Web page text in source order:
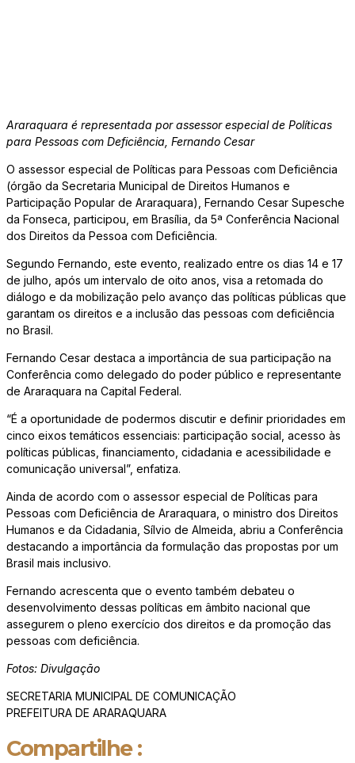
Araraquara é representada por assessor especial de Políticas
para Pessoas com Deficiência, Fernando Cesar
O assessor especial de Políticas para Pessoas com Deficiência
(órgão da Secretaria Municipal de Direitos Humanos e
Participação Popular de Araraquara), Fernando Cesar Supesche
da Fonseca, participou, em Brasília, da 5ª Conferência Nacional
dos Direitos da Pessoa com Deficiência.
Segundo Fernando, este evento, realizado entre os dias 14 e 17
de julho, após um intervalo de oito anos, visa a retomada do
diálogo e da mobilização pelo avanço das políticas públicas que
garantam os direitos e a inclusão das pessoas com deficiência
no Brasil.
Fernando Cesar destaca a importância de sua participação na
Conferência como delegado do poder público e representante
de Araraquara na Capital Federal.
“É a oportunidade de podermos discutir e definir prioridades em
cinco eixos temáticos essenciais: participação social, acesso às
políticas públicas, financiamento, cidadania e acessibilidade e
comunicação universal”, enfatiza.
Ainda de acordo com o assessor especial de Políticas para
Pessoas com Deficiência de Araraquara, o ministro dos Direitos
Humanos e da Cidadania, Sílvio de Almeida, abriu a Conferência
destacando a importância da formulação das propostas por um
Brasil mais inclusivo.
Fernando acrescenta que o evento também debateu o
desenvolvimento dessas políticas em âmbito nacional que
assegurem o pleno exercício dos direitos e da promoção das
pessoas com deficiência.
Fotos: Divulgação
SECRETARIA MUNICIPAL DE COMUNICAÇÃO
PREFEITURA DE ARARAQUARA
Compartilhe :